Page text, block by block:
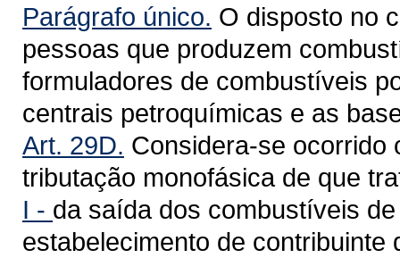
Parágrafo único. O disposto no
pessoas que produzem
formuladores de combustíveis
centrais petroquímicas e as
Art. 29D. Considera-se ocorrido
tributação monofásica de que
I - da saída dos combustíveis
estabelecimento de